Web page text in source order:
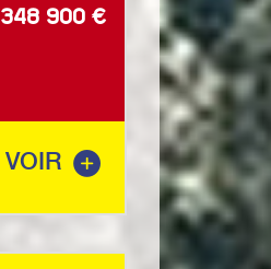
348 900 €
VOIR